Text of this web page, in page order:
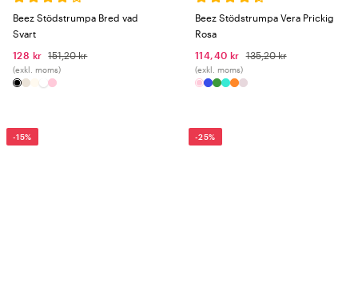
Beez Stödstrumpa Bred vad
Svart
128 kr
151,20 kr
(exkl. moms)
Beez Stödstrumpa Vera Prickig
Rosa
114,40 kr
135,20 kr
(exkl. moms)
-15% -25%